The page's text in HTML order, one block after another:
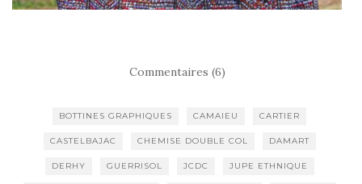
Commentaires (6)
BOTTINES GRAPHIQUES CAMAIEU CARTIER
CASTELBAJAC CHEMISE DOUBLE COL DAMART
DERHY GUERRISOL JCDC JUPE ETHNIQUE